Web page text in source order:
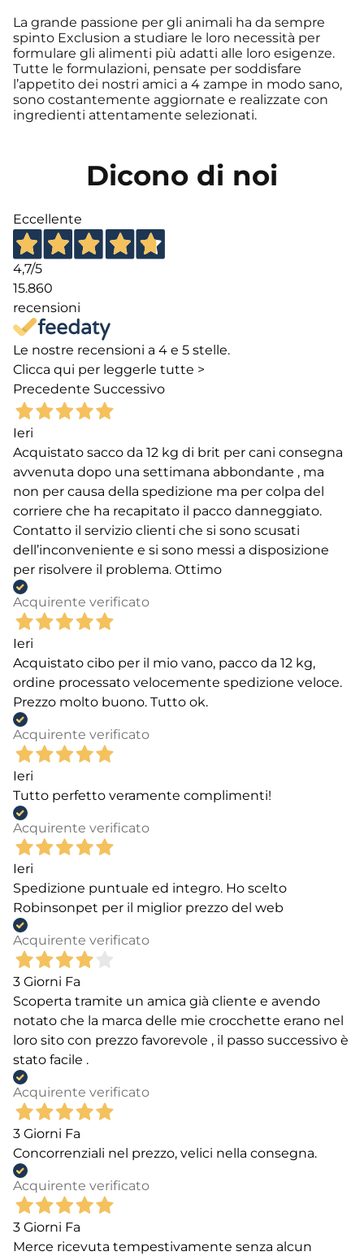
La grande passione per gli animali ha da sempre
spinto Exclusion a studiare le loro necessità per
formulare gli alimenti più adatti alle loro esigenze.
Tutte le formulazioni, pensate per soddisfare
l’appetito dei nostri amici a 4 zampe in modo sano,
sono costantemente aggiornate e realizzate con
ingredienti attentamente selezionati.
Dicono di noi
Eccellente
4,7/5
15.860
recensioni
Le nostre recensioni a 4 e 5 stelle.
Clicca qui per leggerle tutte >
Precedente Successivo
Ieri
Acquistato sacco da 12 kg di brit per cani consegna
avvenuta dopo una settimana abbondante , ma
non per causa della spedizione ma per colpa del
corriere che ha recapitato il pacco danneggiato.
Contatto il servizio clienti che si sono scusati
dell’inconveniente e si sono messi a disposizione
per risolvere il problema. Ottimo
Acquirente verificato
Ieri
Acquistato cibo per il mio vano, pacco da 12 kg,
ordine processato velocemente spedizione veloce.
Prezzo molto buono. Tutto ok.
Acquirente verificato
Ieri
Tutto perfetto veramente complimenti!
Acquirente verificato
Ieri
Spedizione puntuale ed integro. Ho scelto
Robinsonpet per il miglior prezzo del web
Acquirente verificato
3 Giorni Fa
Scoperta tramite un amica già cliente e avendo
notato che la marca delle mie crocchette erano nel
loro sito con prezzo favorevole , il passo successivo è
stato facile .
Acquirente verificato
3 Giorni Fa
Concorrenziali nel prezzo, velici nella consegna.
Acquirente verificato
3 Giorni Fa
Merce ricevuta tempestivamente senza alcun